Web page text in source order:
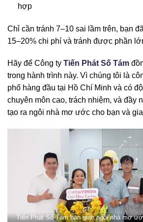
hợp
Chỉ cần tránh 7–10 sai lầm trên, bạn
15–20% chi phí và tránh được phần
Hãy để Công ty Tiến Phát Số Tám
trong hành trình này. Vì chúng tôi là
phố hàng đầu tại Hồ Chí Minh và có
chuyên môn cao, trách nhiệm, và đầy
tạo ra ngôi nhà mơ ước cho bạn và
Tiến Phát Số Tám bàn giao ngôi nhà mơ